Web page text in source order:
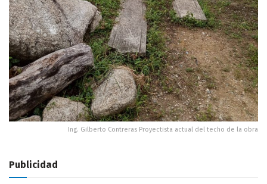
Ing. Gilberto Contreras Proyectista actual del techo de la obra
Publicidad